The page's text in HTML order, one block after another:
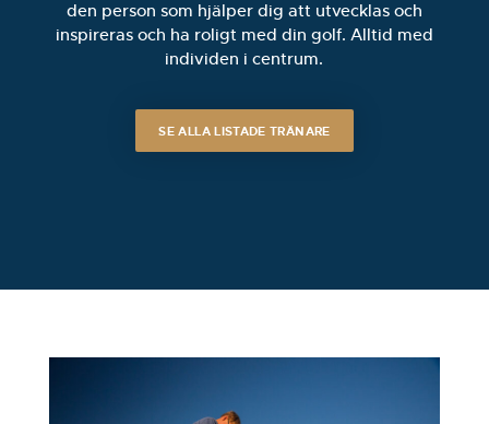
den person som hjälper dig att utvecklas och
inspireras och ha roligt med din golf. Alltid med
individen i centrum.
SE ALLA LISTADE TRÄNARE